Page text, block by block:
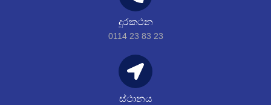
දුරකථන
0114 23 83 23
ස්ථානය